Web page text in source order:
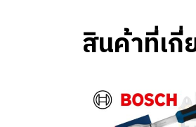
สินค้าที่เกี่